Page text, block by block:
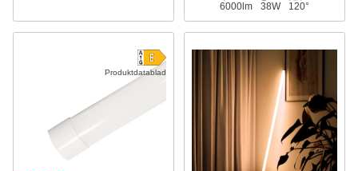
6000lm 38W 120°
Produktdatablad